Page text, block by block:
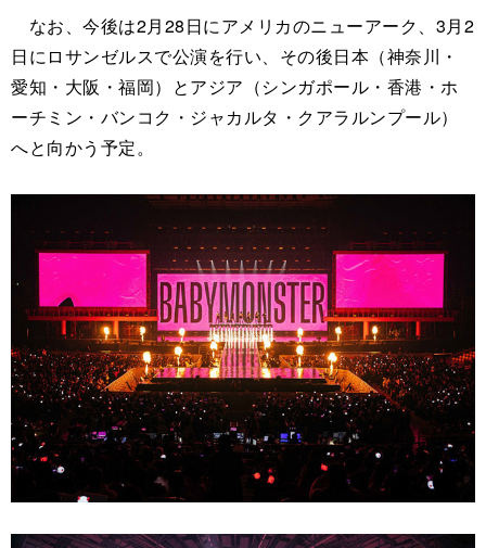
なお、今後は2月28日にアメリカのニューアーク、3月2
日にロサンゼルスで公演を行い、その後日本（神奈川・
愛知・大阪・福岡）とアジア（シンガポール・香港・ホ
ーチミン・バンコク・ジャカルタ・クアラルンプール）
へと向かう予定。